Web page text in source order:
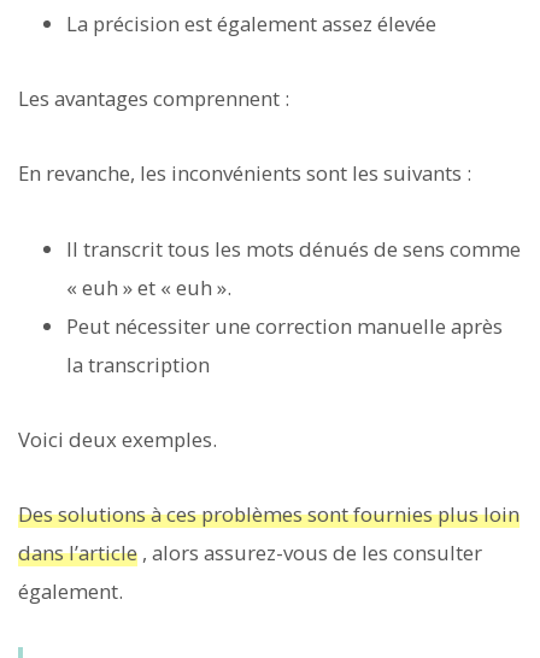
La précision est également assez élevée
Les avantages comprennent :
En revanche, les inconvénients sont les suivants :
Il transcrit tous les mots dénués de sens comme
« euh » et « euh ».
Peut nécessiter une correction manuelle après
la transcription
Voici deux exemples.
Des solutions à ces problèmes sont fournies plus loin
dans l’article , alors assurez-vous de les consulter
également.